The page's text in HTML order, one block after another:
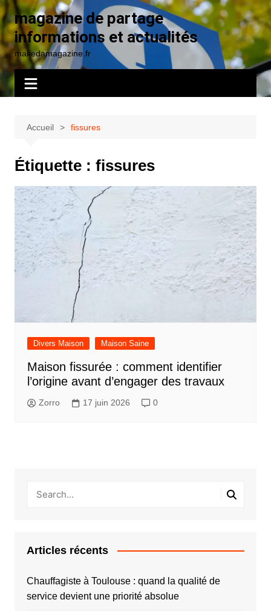
Aller
au
contenu
magazine de partage
informations et actualités
makedamagazine.fr
Accueil fissures
Étiquette : fissures
Divers Maison Maison Saine
Maison fissurée : comment identifier
l’origine avant d’engager des travaux
Zorro 17 juin 2026 0
Articles récents
Chauffagiste à Toulouse : quand la qualité de
service devient une priorité absolue